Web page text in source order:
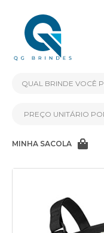
MINHA SACOLA